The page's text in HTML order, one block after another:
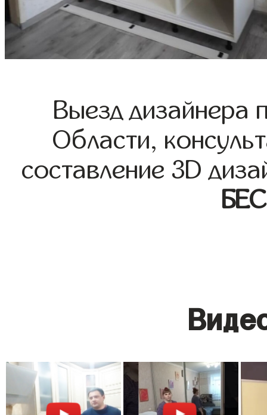
Выезд дизайнера
Области,
составление 3D